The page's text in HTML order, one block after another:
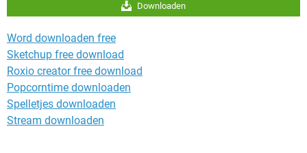
Downloaden
Word downloaden free
Sketchup free download
Roxio creator free download
Popcorntime downloaden
Spelletjes downloaden
Stream downloaden